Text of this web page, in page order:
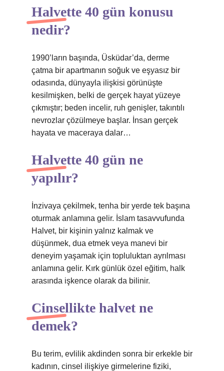
Halvette 40 gün konusu
nedir?
1990’ların başında, Üsküdar’da, derme
çatma bir apartmanın soğuk ve eşyasız bir
odasında, dünyayla ilişkisi görünüşte
kesilmişken, belki de gerçek hayat yüzeye
çıkmıştır; beden incelir, ruh genişler, takıntılı
nevrozlar çözülmeye başlar. İnsan gerçek
hayata ve maceraya dalar…
Halvette 40 gün ne
yapılır?
İnzivaya çekilmek, tenha bir yerde tek başına
oturmak anlamına gelir. İslam tasavvufunda
Halvet, bir kişinin yalnız kalmak ve
düşünmek, dua etmek veya manevi bir
deneyim yaşamak için topluluktan ayrılması
anlamına gelir. Kırk günlük özel eğitim, halk
arasında işkence olarak da bilinir.
Cinsellikte halvet ne
demek?
Bu terim, evlilik akdinden sonra bir erkekle bir
kadının, cinsel ilişkiye girmelerine fiziki,